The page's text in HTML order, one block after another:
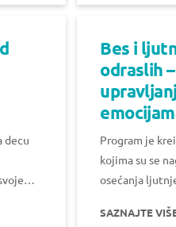
decu
Bes i
odraslih –
Program je
kojima su se
osećanja
kontroliše.
SAZNAJTE